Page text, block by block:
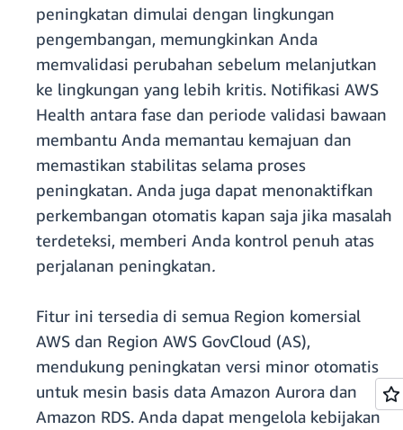
peningkatan dimulai dengan lingkungan
pengembangan, memungkinkan Anda
memvalidasi perubahan sebelum melanjutkan
ke lingkungan yang lebih kritis. Notifikasi AWS
Health antara fase dan periode validasi bawaan
membantu Anda memantau kemajuan dan
memastikan stabilitas selama proses
peningkatan. Anda juga dapat menonaktifkan
perkembangan otomatis kapan saja jika masalah
terdeteksi, memberi Anda kontrol penuh atas
perjalanan peningkatan.
Fitur ini tersedia di semua Region komersial
AWS dan Region AWS GovCloud (AS),
mendukung peningkatan versi minor otomatis
untuk mesin basis data Amazon Aurora dan
Amazon RDS. Anda dapat mengelola kebijakan